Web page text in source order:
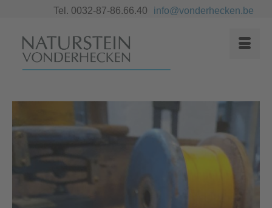
Tel. 0032-87-86.66.40 info@vonderhecken.be